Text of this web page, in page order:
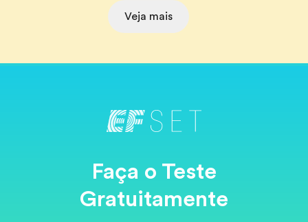
Veja mais
Faça o Teste
Gratuitamente